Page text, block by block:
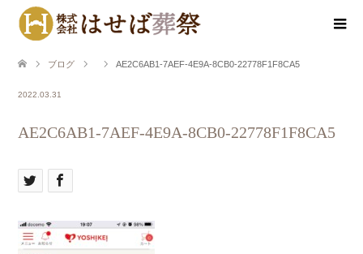
ブログ AE2C6AB1-7AEF-4E9A-8CB0-22778F1F8CA5
2022.03.31
AE2C6AB1-7AEF-4E9A-8CB0-22778F1F8CA5